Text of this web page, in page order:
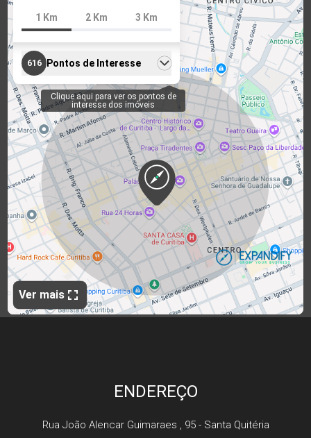
ENDEREÇO
Rua João Alencar Guimaraes , 95 - Santa Quitéria